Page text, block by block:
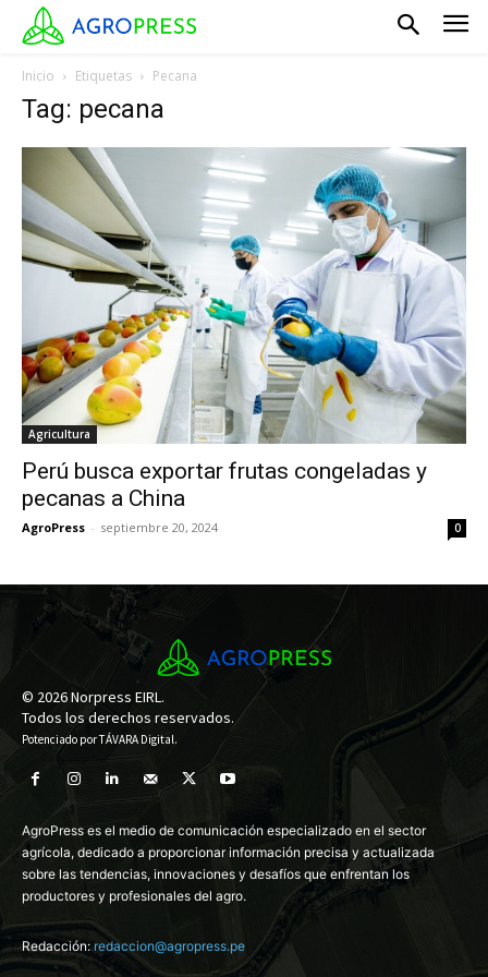
Inicio Etiquetas Pecana
Tag: pecana
Agricultura
Perú busca exportar frutas congeladas y
pecanas a China
AgroPress - septiembre 20, 2024 0
© 2026 Norpress EIRL.
Todos los derechos reservados.
Potenciado porTÁVARA Digital.
AgroPress es el medio de comunicación especializado en el sector
agrícola, dedicado a proporcionar información precisa y actualizada
sobre las tendencias, innovaciones y desafíos que enfrentan los
productores y profesionales del agro.
Redacción: redaccion@agropress.pe